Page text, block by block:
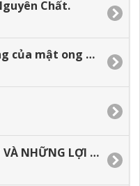
Chất.
Một số công dụng của mật ong đối với sức khỏe
MẬT ONG RỪNG VÀ NHỮNG LỢI ÍCH KHI SỬ DỤNG